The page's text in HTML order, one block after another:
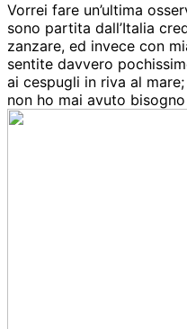
Vorrei fare un’ultima
sono partita dall’Italia
zanzare, ed invece con
sentite davvero
ai cespugli in riva al
non ho mai avuto